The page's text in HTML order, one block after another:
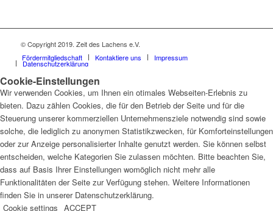
© Copyright 2019. Zeit des Lachens e.V.
Fördermitgliedschaft
Kontaktiere uns Impressum
Datenschutzerklärung
Cookie-Einstellungen
Wir verwenden Cookies, um Ihnen ein otimales Webseiten-Erlebnis zu
bieten. Dazu zählen Cookies, die für den Betrieb der Seite und für die
Steuerung unserer kommerziellen Unternehmensziele notwendig sind sowie
solche, die lediglich zu anonymen Statistikzwecken, für Komforteinstellungen
oder zur Anzeige personalisierter Inhalte genutzt werden. Sie können selbst
entscheiden, welche Kategorien Sie zulassen möchten. Bitte beachten Sie,
dass auf Basis Ihrer Einstellungen womöglich nicht mehr alle
Funktionalitäten der Seite zur Verfügung stehen. Weitere Informationen
finden Sie in unserer Datenschutzerklärung.
Cookie settings ACCEPT